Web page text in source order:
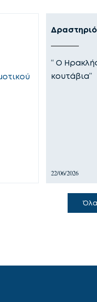
“ Ο
κουτάβια”
22/06/2026
Όλα